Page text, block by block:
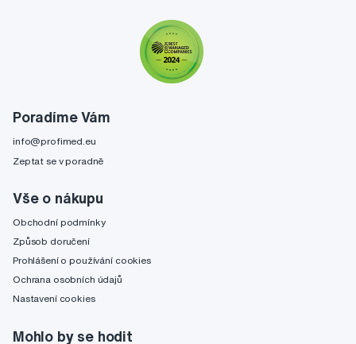
Poradíme Vám
info@profimed.eu
Zeptat se v poradně
Vše o nákupu
Obchodní podmínky
Způsob doručení
Prohlášení o používání cookies
Ochrana osobních údajů
Nastavení cookies
Mohlo by se hodit